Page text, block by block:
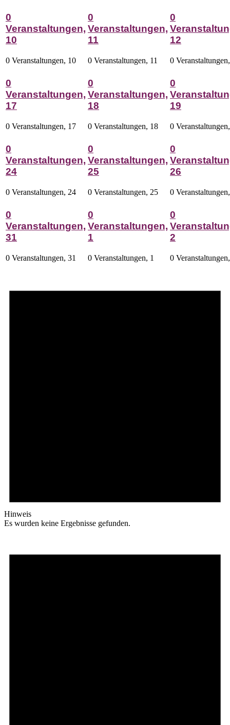
0
Veranstaltungen,
10
0 Veranstaltungen, 10
0
Veranstaltungen,
11
0 Veranstaltungen, 11
0
12
0
0
Veranstaltungen,
17
0 Veranstaltungen, 17
0
Veranstaltungen,
18
0 Veranstaltungen, 18
0
19
0
0
Veranstaltungen,
24
0 Veranstaltungen, 24
0
Veranstaltungen,
25
0 Veranstaltungen, 25
0
26
0
0
Veranstaltungen,
31
0 Veranstaltungen, 31
0
Veranstaltungen,
1
0 Veranstaltungen, 1
0
2
0
Hinweis
Es wurden keine Ergebnisse gefunden.